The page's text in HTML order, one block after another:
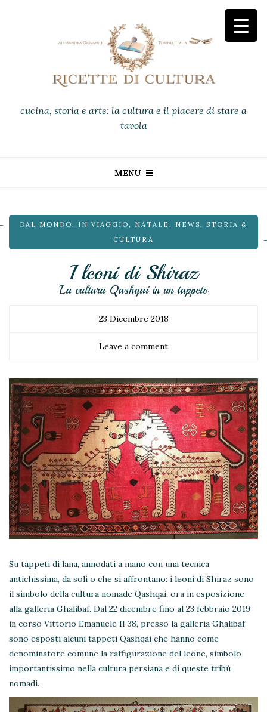
cucina, storia e arte: la cultura e il piacere di stare a
tavola
MENU
DAL MONDO , IN VIAGGIO , NATALE , NEWS , STORIA &
CULTURA
I leoni di Shiraz
La cultura Qashqai in un tappeto
23 Dicembre 2018
Leave a comment
Su tappeti di lana, annodati a mano con una tecnica
antichissima, da soli o che si affrontano: i leoni di Shiraz sono
il simbolo della cultura nomade Qashqai, ora in esposizione
alla galleria Ghalibaf. Dal 22 dicembre fino al 23 febbraio 2019
in corso Vittorio Emanuele II 38, presso la galleria Ghalibaf
sono esposti alcuni tappeti Qashqai che hanno come
denominatore comune la raffigurazione del leone, simbolo
importantissimo nella cultura persiana e di queste tribù
nomadi.